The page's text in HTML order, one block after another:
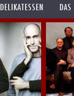
DELIKATESSEN